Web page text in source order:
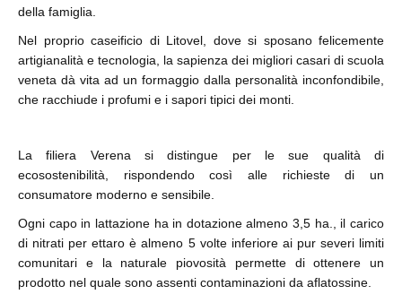
della famiglia.
Nel proprio caseificio di Litovel, dove si sposano felicemente
artigianalità e tecnologia, la sapienza dei migliori casari di scuola
veneta dà vita ad un formaggio dalla personalità inconfondibile,
che racchiude i profumi e i sapori tipici dei monti.
La filiera Verena si distingue per le sue qualità di
ecosostenibilità, rispondendo così alle richieste di un
consumatore moderno e sensibile.
Ogni capo in lattazione ha in dotazione almeno 3,5 ha., il carico
di nitrati per ettaro è almeno 5 volte inferiore ai pur severi limiti
comunitari e la naturale piovosità permette di ottenere un
prodotto nel quale sono assenti contaminazioni da aflatossine.